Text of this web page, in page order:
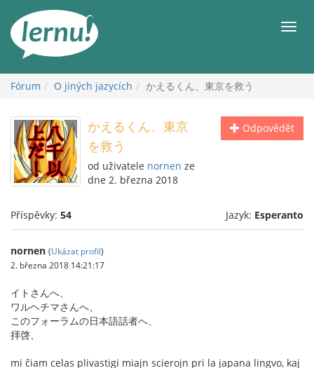
obsahu
Fórum O jiných jazycích かえるくん、東京を救う
Odpovědět
かえるくん、東京
を救う
od uživatele nornen ze
dne 2. března 2018
Příspěvky: 54 Jazyk: Esperanto
nornen (Ukázat profil)
2. března 2018 14:21:17
イトさんへ、
ワルヘチマさんへ、
このフォーラムの日本語話者へ、
拝啓、
mi ĉiam celas plivastigi miajn scierojn pri la japana lingvo, kaj